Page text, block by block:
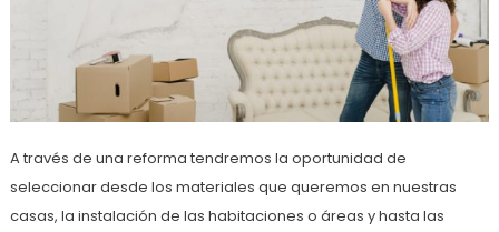
A través de una reforma tendremos la oportunidad de
seleccionar desde los materiales que queremos en nuestras
casas, la instalación de las habitaciones o áreas y hasta las